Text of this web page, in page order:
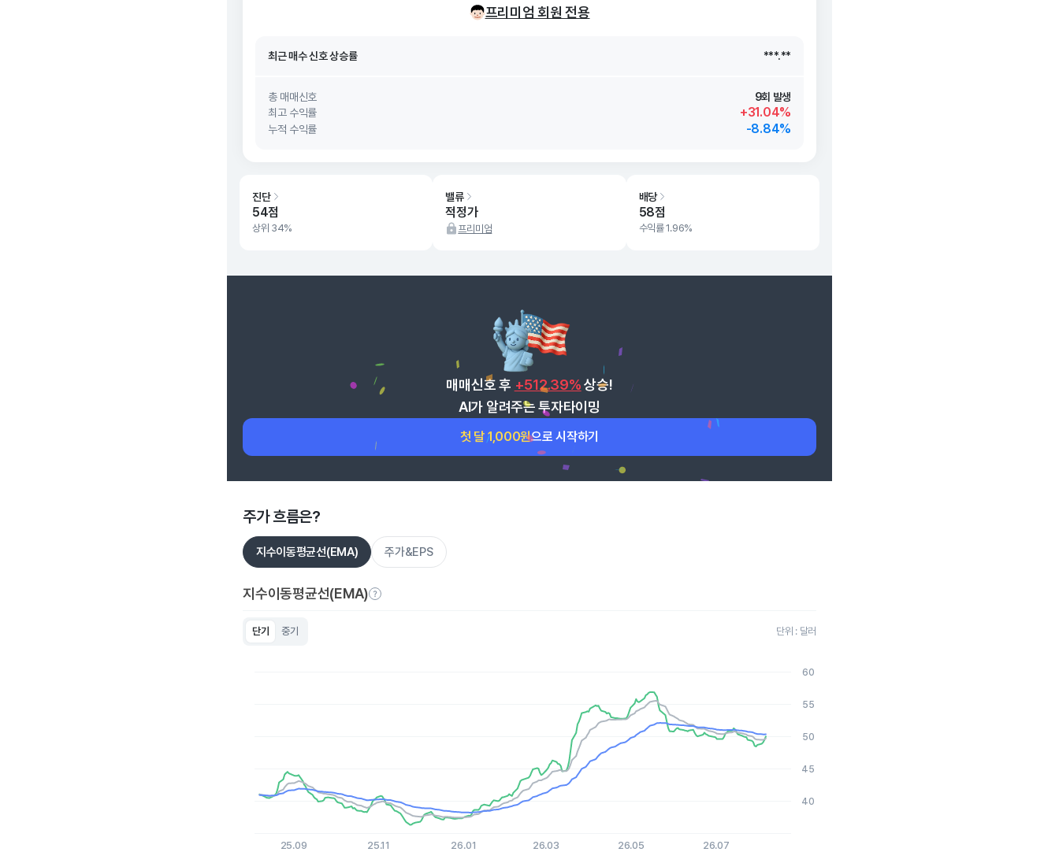
프리미엄 회원 전용
최근 매수 신호 상승률 ***.**
최근 매수 신호 ***.**
총 매매신호
9회 발생
최고 수익률
+31.04%
누적 수익률 -8.84%
진단
54점
상위 34%
밸류
적정가
프리미엄
배당
58점
수익률 1.96%
매매신호 후 +512.39% 상승!
AI가 알려주는 투자타이밍
첫 달 1,000원으로 시작하기
주가 흐름은?
지수이동평균선(EMA) 주가&EPS
지수이동평균선(EMA)
단기 중기 단위 : 달러
The chart has 1 X axis displaying Time. Data ranges from 2025-08-07 15:00:00 to 2026-08-05 15:00:00.
The chart has 1 Y axis displaying values. Data ranges from 36.27 to 56.83.
25.09 25.11 26.01 26.03 26.05 26.07
40
45
50
55
60